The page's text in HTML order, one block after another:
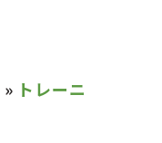
» トレーニ